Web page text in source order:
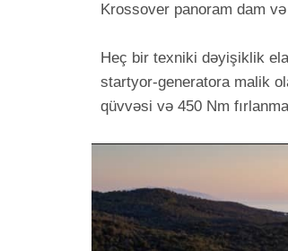
Krossover panoram dam
Heç bir texniki dəyişiklik
startyor-generatora malik
qüvvəsi və 450 Nm